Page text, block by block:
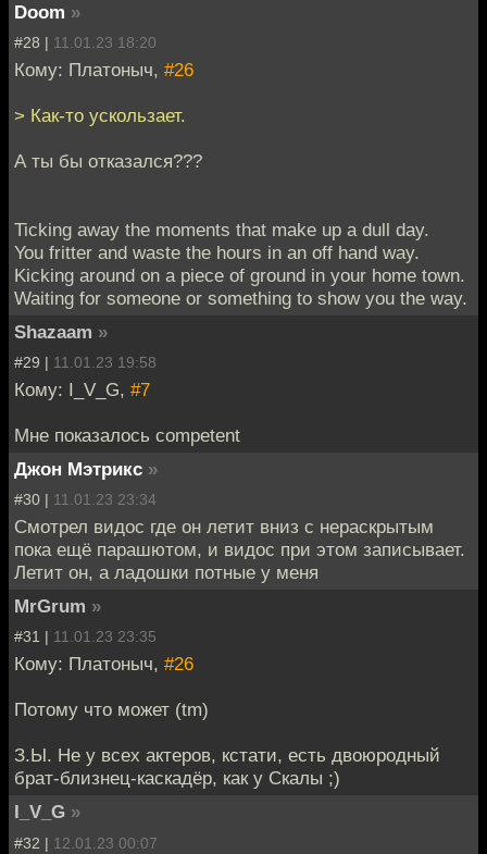
Doom »
#28 | 11.01.23 18:20
Кому: Платоныч, #26
> Как-то ускользает.
А ты бы отказался???
Ticking away the moments that make up a dull day.
You fritter and waste the hours in an off hand way.
Kicking around on a piece of ground in your home town.
Waiting for someone or something to show you the way.
Shazaam »
#29 | 11.01.23 19:58
Кому: I_V_G, #7
Мне показалось competent
Джон Мэтрикс »
#30 | 11.01.23 23:34
Смотрел видос где он летит вниз с нераскрытым
пока ещё парашютом, и видос при этом записывает.
Летит он, а ладошки потные у меня
MrGrum »
#31 | 11.01.23 23:35
Кому: Платоныч, #26
Потому что может (tm)
З.Ы. Не у всех актеров, кстати, есть двоюродный
брат-близнец-каскадёр, как у Скалы ;)
I_V_G »
#32 | 12.01.23 00:07